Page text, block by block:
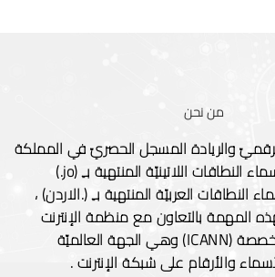
من نحن
والريادة المسجل الحصريّ في المملكة
الأردنيّة الهاشميّة لأسماء النطاقات اللاتينيّة المنتهية بـِ (jo.)
النطاقات العربيّة المنتهية بـِ (.الاردن) ،
المهمة بالتعاون مع منظمة الإنترنت
للأسماء والأرقام المخصصة (ICANN) وهي الجهة العالميّة
والأرقام على شبكة الإنترنت .